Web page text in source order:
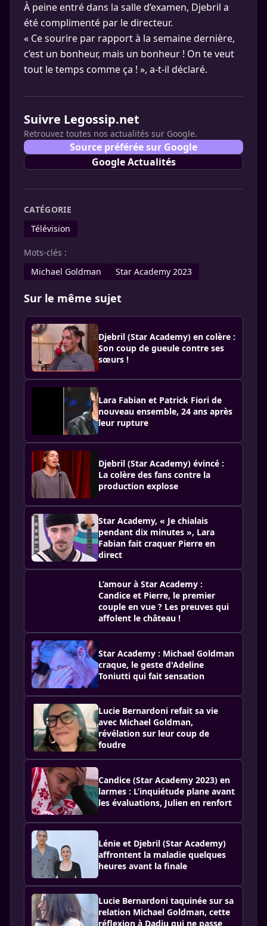
À peine entré dans la salle d’examen, Djebril a
été complimenté par le directeur.
« Ce sourire par rapport à la semaine dernière,
c’est un bonheur, mais un bonheur ! On te veut
tout le temps comme ça ! », a-t-il déclaré.
Suivre Legossip.net
Retrouvez toutes nos actualités sur Google.
Source préférée sur Google
Google Actualités
CATÉGORIE
Télévision
Mots-clés :
Michael Goldman
Star Academy 2023
Sur le même sujet
Djebril (Star Academy) en colère :
Son coup de gueule contre ses
sœurs !
Lara Fabian et Patrick Fiori de
nouveau ensemble, 24 ans après
leur rupture
Djebril (Star Academy) évincé :
La colère des fans contre la
production explose
Star Academy, « Je chialais
pendant dix minutes », Lara
Fabian fait craquer Pierre en
direct
L’amour à Star Academy :
Candice et Pierre, le premier
couple en vue ? Les preuves qui
affolent le château !
Star Academy : Michael Goldman
craque, le geste d'Adeline
Toniutti qui fait sensation
Lucie Bernardoni refait sa vie
avec Michael Goldman,
révélation sur leur coup de
foudre
Candice (Star Academy 2023) en
larmes : L’inquiétude plane avant
les évaluations, Julien en renfort
Lénie et Djebril (Star Academy)
affrontent la maladie quelques
heures avant la finale
Lucie Bernardoni taquinée sur sa
relation Michael Goldman, cette
réflexion à Dadju qui ne passe